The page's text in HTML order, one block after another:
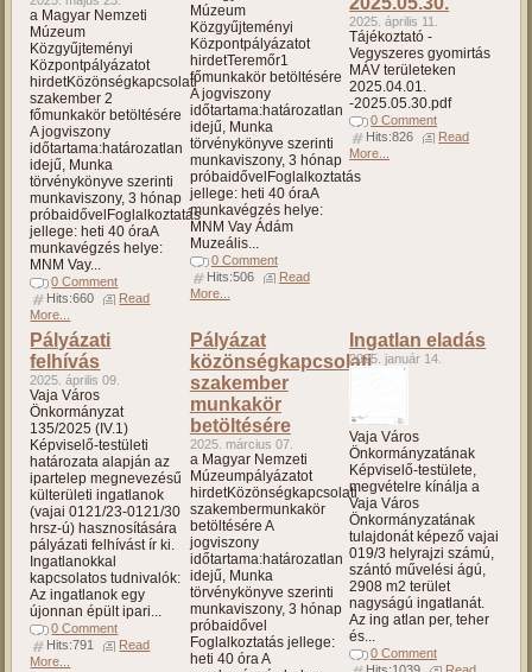
a Magyar Nemzeti
Múzeum
Közgyűjteményi
Központpályázatot
hirdetKözönségkapcsolati
szakember 2
főmunkakör betöltésére
A jogviszony
időtartama:határozatlan
idejű, Munka
törvénykönyve szerinti
munkaviszony, 3 hónap
próbaidővelFoglalkoztatás
jellege: heti 40 óraA
munkavégzés helye:
MNM Vay...
0 Comment
Hits:660
Read
More...
Múzeum
Közgyűjteményi
Központpályázatot
hirdetTeremőr1
főmunkakör betöltésére
A jogviszony
időtartama:határozatlan
idejű, Munka
törvénykönyve szerinti
munkaviszony, 3 hónap
próbaidővelFoglalkoztatás
jellege: heti 40 óraA
munkavégzés helye:
MNM Vay Ádám
Muzeális...
0 Comment
Hits:506
Read
More...
2025. április 11.
Tájékoztató -
Vegyszeres gyomirtás
MÁV területeken
2025.04.01.
-2025.05.30.pdf
0 Comment
Hits:826
Read
More...
Pályázati
felhívás
2025. április 09.
Vaja Város
Önkormányzat
135/2025 (IV.1)
Képviselő-testületi
határozata alapján az
ipartelep megnevezésű
külterületi ingatlanok
(vajai 0121/23-0121/30
hrsz-ú) hasznosítására
pályázati felhívást ír ki.
Ingatlanokkal
kapcsolatos tudnivalók:
Az ingatlanok egy
újonnan épült ipari...
0 Comment
Hits:791
Read
More...
Pályázat
közönségkapcsolati
szakember
munkakör
betöltésére
2025. március 07.
a Magyar Nemzeti
Múzeumpályázatot
hirdetKözönségkapcsolati
szakembermunkakör
betöltésére A
jogviszony
időtartama:határozatlan
idejű, Munka
törvénykönyve szerinti
munkaviszony, 3 hónap
próbaidővel
Foglalkoztatás jellege:
heti 40 óra A
Ingatlan eladás
2025. január 14.
Vaja Város
Önkormányzatának
Képviselő-testülete,
megvételre kínálja a
Vaja Város
Önkormányzatának
tulajdonát képező vajai
019/3 helyrajzi számú,
szántó művelési ágú,
2908 m2 terület
nagyságú ingatlanát.
Az ing atlan per, teher
és...
0 Comment